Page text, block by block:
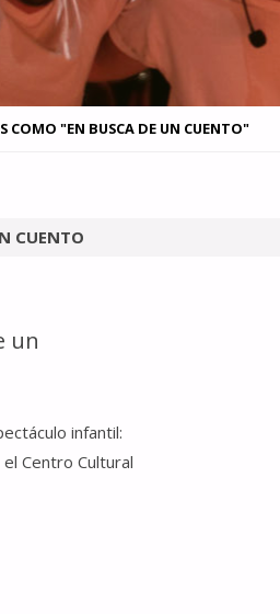
COMO "EN BUSCA DE UN CUENTO"
CUENTO
un
infantil:
Centro Cultural